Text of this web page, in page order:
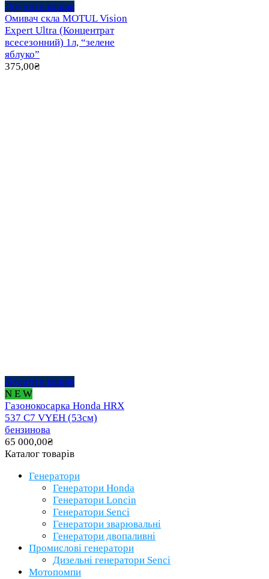
Додати в кошик
Омивач скла MOTUL Vision
Expert Ultra (Концентрат
всесезонний) 1л, “зелене
яблуко”
375,00₴
Додати в кошик
N E W
Газонокосарка Honda HRX
537 C7 VYEH (53см)
бензинова
65 000,00₴
Каталог товарів
Генератори
Генератори Honda
Генератори Loncin
Генератори Senci
Генератори зварювальні
Генератори двопаливні
Промислові генератори
Дизельні генератори Senci
Мотопомпи